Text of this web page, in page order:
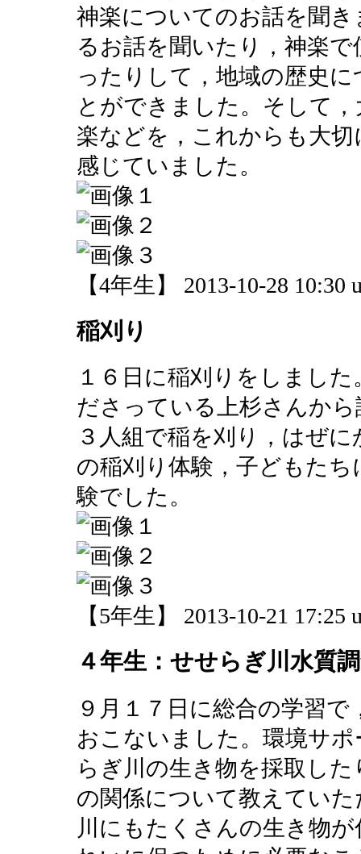
神楽についてのお話を聞
るお話を聞いたり，神楽
ったりして，地域の歴史
とができました。そして
楽などを，これからも大
感じていました。
【4年生】 2013-10-28 10:30
稲刈り
１６日に稲刈りをしまし
ださっている上杉さんか
３人組で稲を刈り，はぜ
の稲刈り体験，子どもた
験でした。
【5年生】 2013-10-21 17:25
４年生：せせらぎ川水質
９月１７日に総合の学習
おこないました。環境サ
らぎ川の生き物を採取し
の関係について教えてい
川にもたくさんの生き物